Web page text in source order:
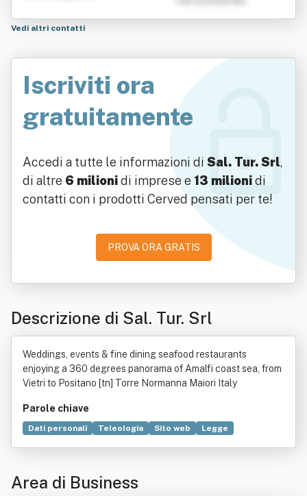
Vedi altri contatti
Iscriviti ora
gratuitamente
Accedi a tutte le informazioni di Sal. Tur. Srl,
di altre 6 milionidi imprese e 13 milionidi
contatti con i prodotti Cerved pensati per te!
PROVA ORA GRATIS
Descrizione di Sal. Tur. Srl
Weddings, events & fine dining seafood restaurants
enjoying a 360 degrees panorama of Amalfi coast sea, from
Vietri to Positano [tn] Torre Normanna Maiori Italy
Parole chiave
Dati personali Teleologia Sito web
Legge
Ricerca scientifica
Locazione
Area di Business